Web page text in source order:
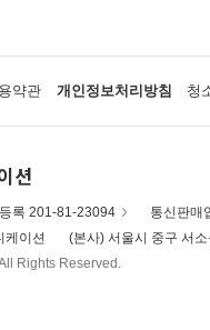
책)
약관 개인정보처리방침 청
션
록 201-81-23094 통신판매
케이션
(본사) 서울시 중구 서
Rights Reserved.